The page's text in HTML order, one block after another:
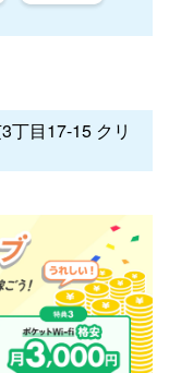
丁目17-15 クリ